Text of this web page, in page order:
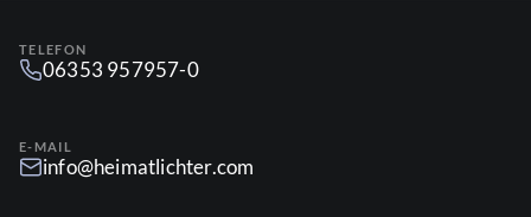
TELEFON
06353 957957-0
E-MAIL
info@heimatlichter.com